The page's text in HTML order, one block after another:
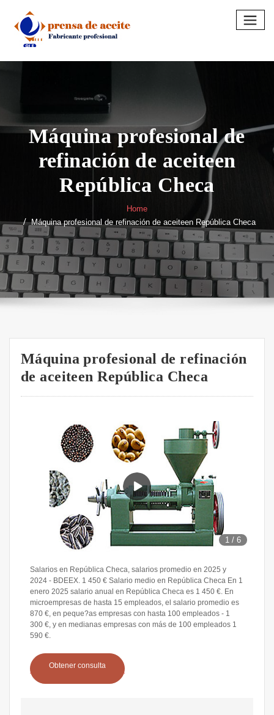
content
Máquina profesional de
refinación de aceiteen
República Checa
Home
Máquina profesional de refinación de aceiteen República Checa
Máquina profesional de refinación
de aceiteen República Checa
1 /6
Salarios en República Checa, salarios promedio en 2025 y
2024 - BDEEX. 1 450 € Salario medio en República Checa En 1
enero 2025 salario anual en República Checa es 1 450 €. En
microempresas de hasta 15 empleados, el salario promedio es
870 €, en peque?as empresas con hasta 100 empleados - 1
300 €, y en medianas empresas con más de 100 empleados 1
590 €.
Obtener consulta